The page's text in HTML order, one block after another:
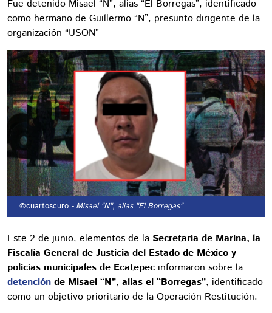
Fue detenido Misael “N”, alias “El Borregas”, identificado
como hermano de Guillermo “N”, presunto dirigente de la
organización “USON”
©cuartoscuro.- Misael "N", alias "El Borregas"
Este 2 de junio, elementos de la Secretaría de Marina, la
Fiscalía General de Justicia del Estado de México y
policías municipales de Ecatepec informaron sobre la
detención de Misael “N”, alias el “Borregas”, identificado
como un objetivo prioritario de la Operación Restitución.